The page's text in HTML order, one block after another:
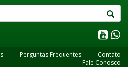
Perguntas Frequentes
Contato
Fale Conosco